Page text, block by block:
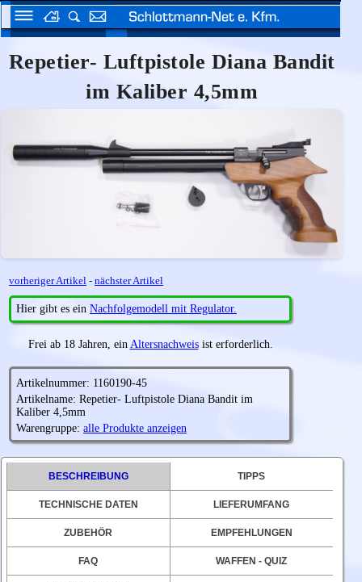
Repetier- Luftpistole Diana Bandit
im Kaliber 4,5mm
vorheriger Artikel - nächster Artikel
Hier gibt es ein Nachfolgemodell mit Regulator.
Frei ab 18 Jahren, ein Altersnachweisist erforderlich.
Artikelnummer: 1160190-45
Artikelname: Repetier- Luftpistole Diana Bandit im
Kaliber 4,5mm
Warengruppe: alle Produkte anzeigen
BESCHREIBUNG TIPPS
TECHNISCHE DATEN LIEFERUMFANG
ZUBEHÖR EMPFEHLUNGEN
FAQ WAFFEN - QUIZ